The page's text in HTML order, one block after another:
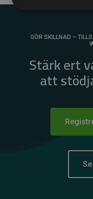
GÖR SKILLNAD –
Stärk ert
att